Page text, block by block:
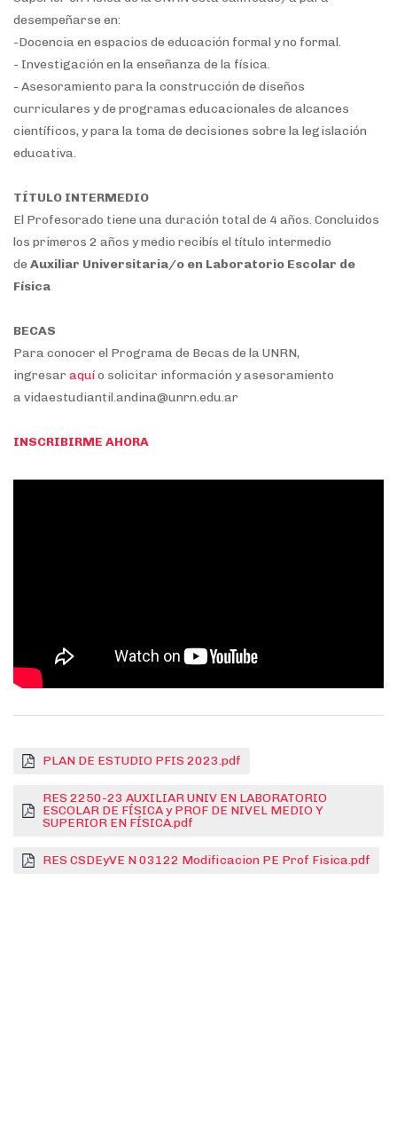
desempeñarse en:
-Docencia en espacios de educación formal y no formal.
- Investigación en la enseñanza de la física.
- Asesoramiento para la construcción de diseños
curriculares y de programas educacionales de alcances
científicos, y para la toma de decisiones sobre la legislación
educativa.
TÍTULO INTERMEDIO
El Profesorado tiene una duración total de 4 años. Concluidos
los primeros 2 años y medio recibís el título intermedio
de Auxiliar Universitaria/o en Laboratorio Escolar de
Física
BECAS
Para conocer el Programa de Becas de la UNRN,
ingresar aquío solicitar información y asesoramiento
a vidaestudiantil.andina@unrn.edu.ar
INSCRIBIRME AHORA
PLAN DE ESTUDIO PFIS 2023.pdf
RES 2250-23 AUXILIAR UNIV EN LABORATORIO
ESCOLAR DE FÍSICA y PROF DE NIVEL MEDIO Y
SUPERIOR EN FÍSICA.pdf
RES CSDEyVE N 03122 Modificacion PE Prof Fisica.pdf